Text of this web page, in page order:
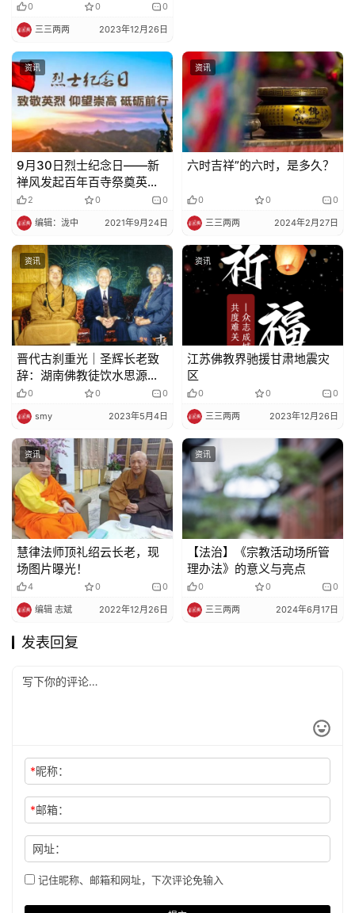
0 0 0
三三两两 2023年12月26日
资讯
9月30日烈士纪念日——新
禅风发起百年百寺祭奠英烈
活动
2 0 0
编辑：泷中 2021年9月24日
资讯
六时吉祥”的六时，是多久？
0 0 0
三三两两 2024年2月27日
资讯
晋代古刹重光｜圣辉长老致
辞：湖南佛教徒饮水思源，
念党恩、忆朴老
0 0 0
smy 2023年5月4日
资讯
江苏佛教界驰援甘肃地震灾
区
0 0 0
三三两两 2023年12月26日
资讯
慧律法师顶礼绍云长老，现
场图片曝光！
4 0 0
编辑 志斌 2022年12月26日
资讯
【法治】《宗教活动场所管
理办法》的意义与亮点
0 0 0
三三两两 2024年6月17日
发表回复
*昵称：
*邮箱：
网址：
记住昵称、邮箱和网址，下次评论免输入